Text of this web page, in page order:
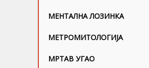
МЕНТАЛНА ЛОЗИНКА
МЕТРОМИТОЛОГИЈА
МРТАВ УГАО